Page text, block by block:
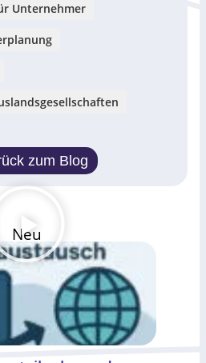
Unternehmer
zum Blog
Neu